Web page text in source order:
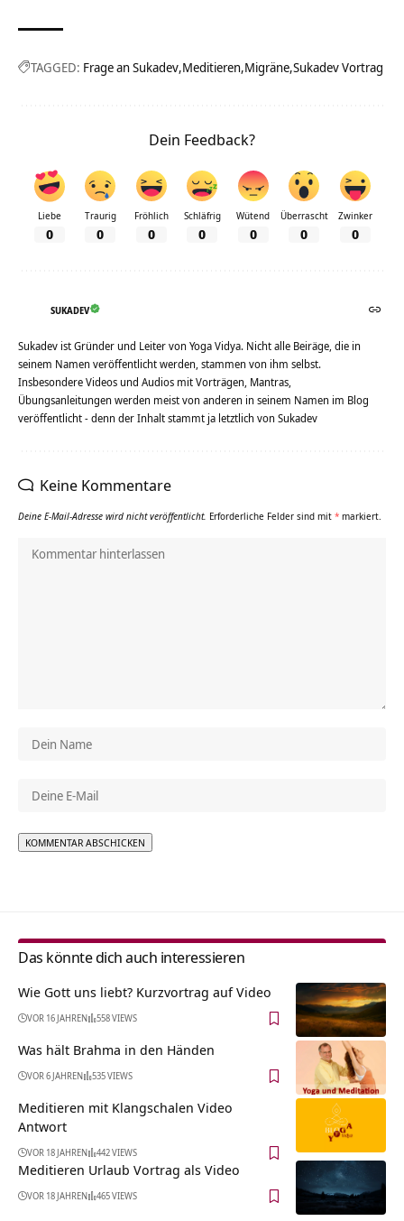
TAGGED: Frage an Sukadev Meditieren Migräne Sukadev Vortrag
Dein Feedback?
Liebe
0
Traurig
0
Fröhlich
0
Schläfrig
0
Wütend
0
Überrascht
0
Zwinker
0
SUKADEV
Sukadev ist Gründer und Leiter von Yoga Vidya. Nicht alle Beiräge, die in
seinem Namen veröffentlicht werden, stammen von ihm selbst.
Insbesondere Videos und Audios mit Vorträgen, Mantras,
Übungsanleitungen werden meist von anderen in seinem Namen im Blog
veröffentlicht - denn der Inhalt stammt ja letztlich von Sukadev
Keine Kommentare
Deine E-Mail-Adresse wird nicht veröffentlicht. Erforderliche Felder sind mit * markiert.
Das könnte dich auch interessieren
Wie Gott uns liebt? Kurzvortrag auf Video
VOR 16 JAHREN 558 VIEWS
Was hält Brahma in den Händen
VOR 6 JAHREN 535 VIEWS
Meditieren mit Klangschalen Video
Antwort
VOR 18 JAHREN 442 VIEWS
Meditieren Urlaub Vortrag als Video
VOR 18 JAHREN 465 VIEWS